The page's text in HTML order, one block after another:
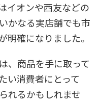
イオンや西友などの
かなる実店舗でも市
明確になりました。
、商品を手に取って
い消費者にとって
れるかもしれませ